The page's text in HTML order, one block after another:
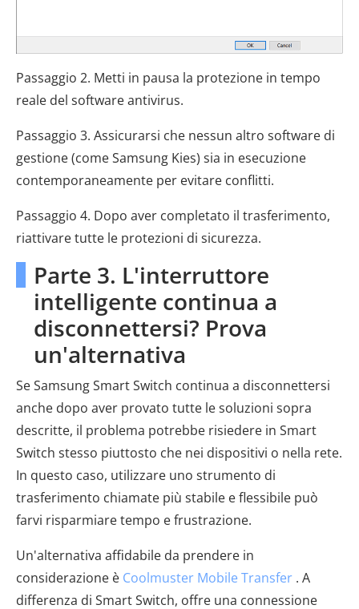
Passaggio 2. Metti in pausa la protezione in tempo
reale del software antivirus.
Passaggio 3. Assicurarsi che nessun altro software di
gestione (come Samsung Kies) sia in esecuzione
contemporaneamente per evitare conflitti.
Passaggio 4. Dopo aver completato il trasferimento,
riattivare tutte le protezioni di sicurezza.
Parte 3. L'interruttore
intelligente continua a
disconnettersi? Prova
un'alternativa
Se Samsung Smart Switch continua a disconnettersi
anche dopo aver provato tutte le soluzioni sopra
descritte, il problema potrebbe risiedere in Smart
Switch stesso piuttosto che nei dispositivi o nella rete.
In questo caso, utilizzare uno strumento di
trasferimento chiamate più stabile e flessibile può
farvi risparmiare tempo e frustrazione.
Un'alternativa affidabile da prendere in
considerazione è Coolmuster Mobile Transfer . A
differenza di Smart Switch, offre una connessione